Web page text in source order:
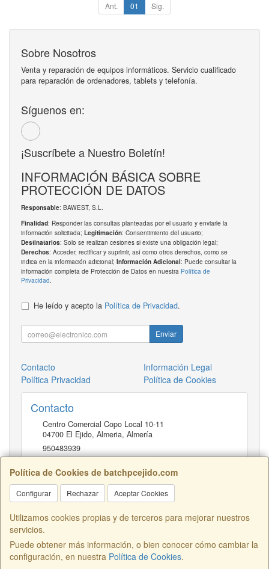
Ant. 01 Sig.
Política de Cookies de batchpcejido.com
Configurar Rechazar Aceptar Cookies
Utilizamos cookies propias y de terceros para mejorar nuestros
servicios.
Puede obtener más información, o bien conocer cómo cambiar la
configuración, en nuestra Política de Cookies.
Sobre Nosotros
Venta y reparación de equipos informáticos. Servicio cualificado
para reparación de ordenadores, tablets y telefonía.
Síguenos en:
¡Suscríbete a Nuestro Boletín!
INFORMACIÓN BÁSICA SOBRE
PROTECCIÓN DE DATOS
Responsable: BAWEST, S.L.
Finalidad: Responder las consultas planteadas por el usuario y enviarle la
información solicitada; Legitimación: Consentimiento del usuario;
Destinatarios: Solo se realizan cesiones si existe una obligación legal;
Derechos: Acceder, rectificar y suprimir, así como otros derechos, como se
indica en la información adicional; Información Adicional: Puede consultar la
información completa de Protección de Datos en nuestra Política de
Privacidad.
He leído y acepto la Política de Privacidad.
Enviar
Contacto
Información Legal
Política Privacidad
Política de Cookies
Contacto
Centro Comercial Copo Local 10-11
04700 El Ejido, Almeria, Almería
950483939
Horario
10 a 22H
Centro Comercial Copo Local 46, 04700, Almería, España. - C.I.F.:
B04401741 - Tfno: 950483939